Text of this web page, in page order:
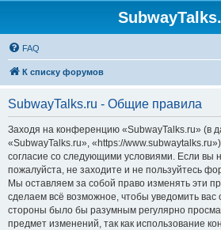
FAQ
К списку форумов
SubwayTalks.ru - Общие правила
Заходя на конференцию «SubwayTalks.ru» (в
«SubwayTalks.ru», «https://
согласие со следующими условиями. Если вы
пожалуйста, не заходите и не пользуйтесь
Мы оставляем за собой право изменять эти
сделаем всё возможное, чтобы уведомить вас
стороны было бы разумным регулярно
предмет изменений, так как использование